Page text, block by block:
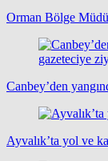
Orman Bölge
Canbey’den
Ayvalık’ta yol ve